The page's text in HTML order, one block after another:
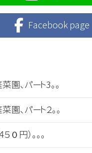
Facebook page
園、パート3。。
、パート２。。
０円）。。。